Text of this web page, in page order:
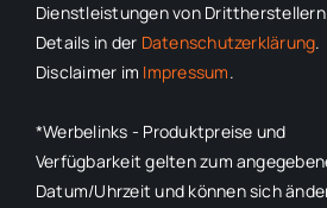
© 2022 - 2026checker.team
*Volle Transparenz beiWerbelinks
Verfügbarkeit gelten zum
Dienstleistungen von
Details in der Datenschutzerklärung.
Disclaimer im Impressum.
*Werbelinks - Produktpreise und
Verfügbarkeit gelten zum
Datum/Uhrzeit und können sich